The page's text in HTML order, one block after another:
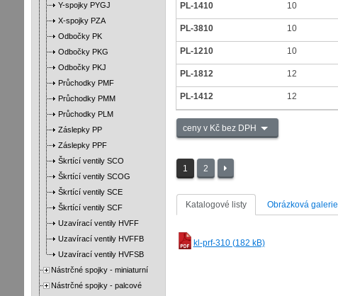
PL-1410 10
PL-3810 10
PL-1210 10
PL-1812 12
PL-1412 12
ceny v Kč bez DPH
1 2
Katalogové listy Obrázková galerie
kl-prf-310 (182 kB)
Y-spojky PYGJ
X-spojky PZA
Odbočky PK
Odbočky PKG
Odbočky PKJ
Průchodky PMF
Průchodky PMM
Průchodky PLM
Záslepky PP
Záslepky PPF
Škrtící ventily SCO
Škrtící ventily SCOG
Škrtící ventily SCE
Škrtící ventily SCF
Uzavírací ventily HVFF
Uzavírací ventily HVFFB
Uzavírací ventily HVFSB
Nástrčné spojky - miniaturní
Nástrčné spojky - palcové